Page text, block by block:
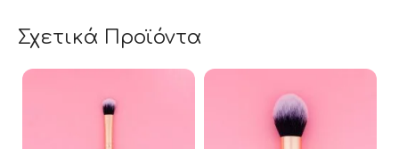
Σχετικά Προϊόντα